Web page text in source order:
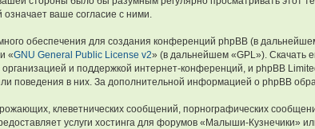
означает ваше согласие с ними.
обеспечения для создания конференций phpBB (в
«GNU General Public License v2» (в дальнейшем «GPL»). Скачать
и поддержкой интернет-конференций, и phpBB
поведения в них. За дополнительной информацией о phpBB
клеветнических сообщений, порнографических
услуги хостинга для форумов «Малыши-Кузнечики»